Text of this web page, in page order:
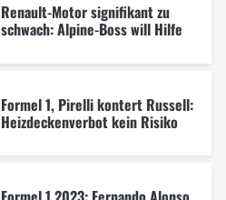
Renault-Motor signifikant zu
schwach: Alpine-Boss will Hilfe
Formel 1, Pirelli kontert Russell:
Heizdeckenverbot kein Risiko